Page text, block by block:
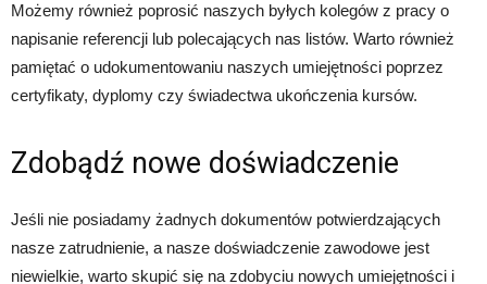
Możemy również poprosić naszych byłych kolegów z pracy o
napisanie referencji lub polecających nas listów. Warto również
pamiętać o udokumentowaniu naszych umiejętności poprzez
certyfikaty, dyplomy czy świadectwa ukończenia kursów.
Zdobądź nowe doświadczenie
Jeśli nie posiadamy żadnych dokumentów potwierdzających
nasze zatrudnienie, a nasze doświadczenie zawodowe jest
niewielkie, warto skupić się na zdobyciu nowych umiejętności i